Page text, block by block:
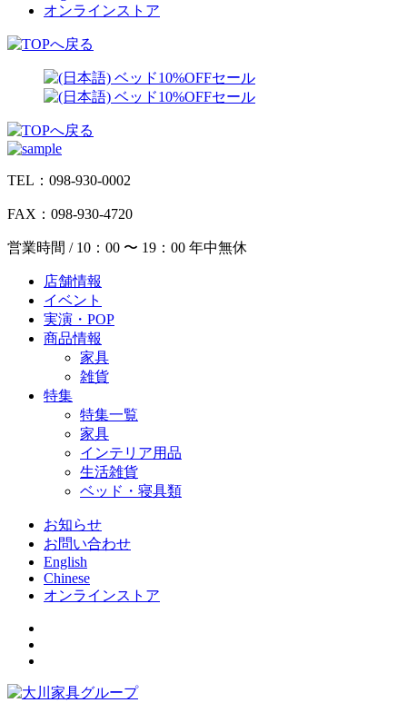
オンラインストア
TEL：098-930-0002
FAX：098-930-4720
営業時間 / 10：00 〜 19：00 年中無休
店舗情報
イベント
実演・POP
商品情報
家具
雑貨
特集
特集一覧
家具
インテリア用品
生活雑貨
ベッド・寝具類
お知らせ
お問い合わせ
English
Chinese
オンラインストア